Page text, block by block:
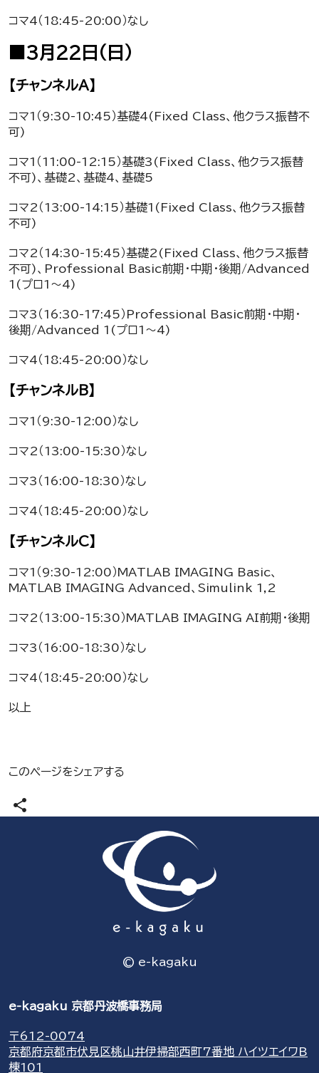
コマ4（18:45-20:00）なし
■3月22日（日）
【チャンネルA】
コマ1（9:30-10:45）基礎4(Fixed Class、他クラス振替不
可)
コマ1（11:00-12:15）基礎3(Fixed Class、他クラス振替
不可)、基礎2、基礎4、基礎5
コマ2（13:00-14:15）基礎1(Fixed Class、他クラス振替
不可)
コマ2（14:30-15:45）基礎2(Fixed Class、他クラス振替
不可)、Professional Basic前期・中期・後期/Advanced
1(プロ1～4)
コマ3（16:30-17:45）Professional Basic前期・中期・
後期/Advanced 1(プロ1～4)
コマ4（18:45-20:00）なし
【チャンネルB】
コマ1（9:30-12:00）なし
コマ2（13:00-15:30）なし
コマ3（16:00-18:30）なし
コマ4（18:45-20:00）なし
【チャンネルC】
コマ1（9:30-12:00）MATLAB IMAGING Basic、
MATLAB IMAGING Advanced、Simulink 1,2
コマ2（13:00-15:30）MATLAB IMAGING AI前期・後期
コマ3（16:00-18:30）なし
コマ4（18:45-20:00）なし
以上
このページをシェアする
share
© e-kagaku
e-kagaku 京都丹波橋事務局
〒612-0074
京都府京都市伏見区桃山井伊掃部西町7番地 ハイツエイワB
棟101